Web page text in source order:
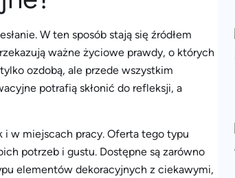
W ten sposób stają się źródłem
ważne życiowe prawdy, o których
ozdobą, ale przede wszystkim
potrafią skłonić do refleksji, a
w miejscach pracy. Oferta tego typu
potrzeb i gustu. Dostępne są zarówno
elementów dekoracyjnych z ciekawymi,